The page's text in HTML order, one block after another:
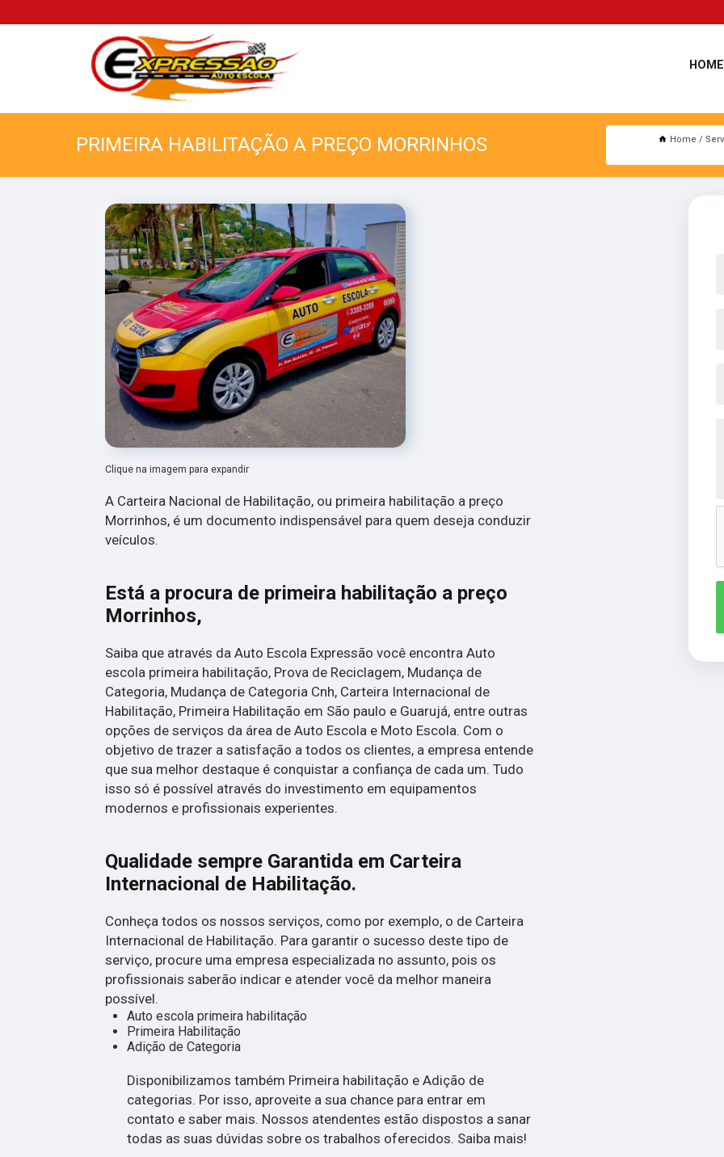
HOME
PRIMEIRA HABILITAÇÃO A PREÇO MORRINHOS Home
Clique na imagem para expandir
A Carteira Nacional de Habilitação, ou primeira habilitação a preço
Morrinhos, é um documento indispensável para quem deseja conduzir
veículos.
Está a procura de primeira habilitação a preço
Morrinhos,
Saiba que através da Auto Escola Expressão você encontra Auto
escola primeira habilitação, Prova de Reciclagem, Mudança de
Categoria, Mudança de Categoria Cnh, Carteira Internacional de
Habilitação, Primeira Habilitação em São paulo e Guarujá, entre outras
opções de serviços da área de Auto Escola e Moto Escola. Com o
objetivo de trazer a satisfação a todos os clientes, a empresa entende
que sua melhor destaque é conquistar a confiança de cada um. Tudo
isso só é possível através do investimento em equipamentos
modernos e profissionais experientes.
Qualidade sempre Garantida em Carteira
Internacional de Habilitação.
Conheça todos os nossos serviços, como por exemplo, o de Carteira
Internacional de Habilitação. Para garantir o sucesso deste tipo de
serviço, procure uma empresa especializada no assunto, pois os
profissionais saberão indicar e atender você da melhor maneira
possível.
Auto escola primeira habilitação
Primeira Habilitação
Adição de Categoria
Disponibilizamos também Primeira habilitação e Adição de
categorias. Por isso, aproveite a sua chance para entrar em
contato e saber mais. Nossos atendentes estão dispostos a sanar
todas as suas dúvidas sobre os trabalhos oferecidos. Saiba mais!